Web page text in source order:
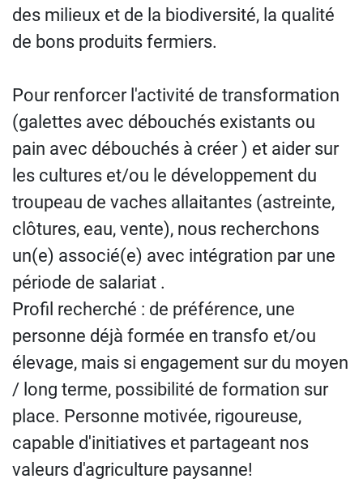
des milieux et de la biodiversité, la qualité
de bons produits fermiers.
Pour renforcer l'activité de transformation
(galettes avec débouchés existants ou
pain avec débouchés à créer ) et aider sur
les cultures et/ou le développement du
troupeau de vaches allaitantes (astreinte,
clôtures, eau, vente), nous recherchons
un(e) associé(e) avec intégration par une
période de salariat .
Profil recherché : de préférence, une
personne déjà formée en transfo et/ou
élevage, mais si engagement sur du moyen
/ long terme, possibilité de formation sur
place. Personne motivée, rigoureuse,
capable d'initiatives et partageant nos
valeurs d'agriculture paysanne!